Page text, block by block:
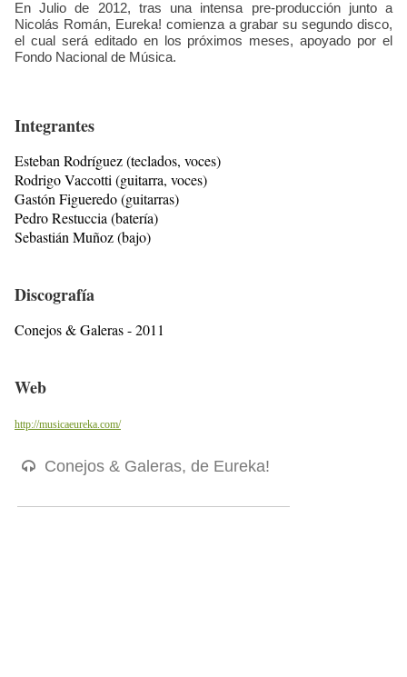
En Julio de 2012, tras una intensa pre-producción junto a
Nicolás Román, Eureka! comienza a grabar su segundo disco,
el cual será editado en los próximos meses, apoyado por el
Fondo Nacional de Música.
Integrantes
Esteban Rodríguez (teclados, voces)
Rodrigo Vaccotti (guitarra, voces)
Gastón Figueredo (guitarras)
Pedro Restuccia (batería)
Sebastián Muñoz (bajo)
Discografía
Conejos & Galeras - 2011
Web
http://musicaeureka.com/
Conejos & Galeras, de Eureka!